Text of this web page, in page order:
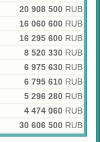
20 908 500 RUB
16 060 600 RUB
16 295 600 RUB
8 520 330 RUB
6 975 630 RUB
6 795 610 RUB
5 296 280 RUB
4 474 060 RUB
30 606 500 RUB